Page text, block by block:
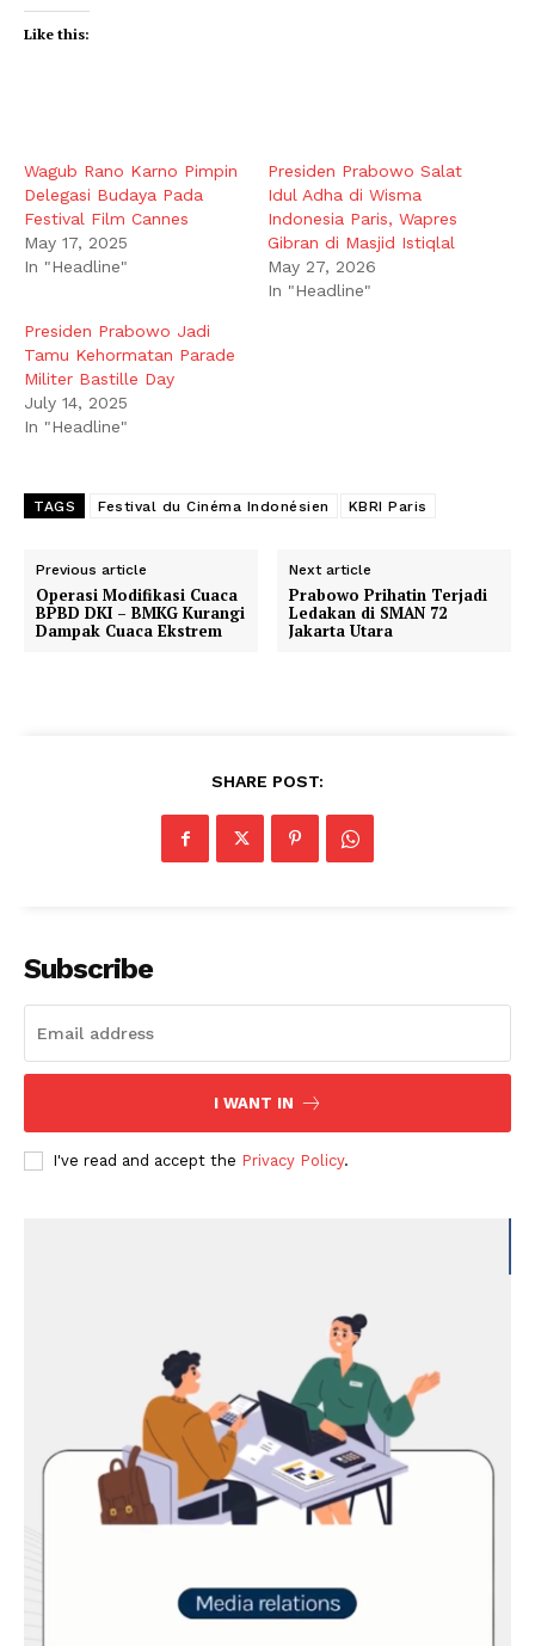
Like this:
Wagub Rano Karno Pimpin
Delegasi Budaya Pada
Festival Film Cannes
May 17, 2025
In "Headline"
Presiden Prabowo Salat
Idul Adha di Wisma
Indonesia Paris, Wapres
Gibran di Masjid Istiqlal
May 27, 2026
In "Headline"
Presiden Prabowo Jadi
Tamu Kehormatan Parade
Militer Bastille Day
July 14, 2025
In "Headline"
TAGS Festival du Cinéma Indonésien KBRI Paris
Previous article
Operasi Modifikasi Cuaca
BPBD DKI – BMKG Kurangi
Dampak Cuaca Ekstrem
Next article
Prabowo Prihatin Terjadi
Ledakan di SMAN 72
Jakarta Utara
SHARE POST:
Subscribe
I WANT IN
I've read and accept the Privacy Policy.